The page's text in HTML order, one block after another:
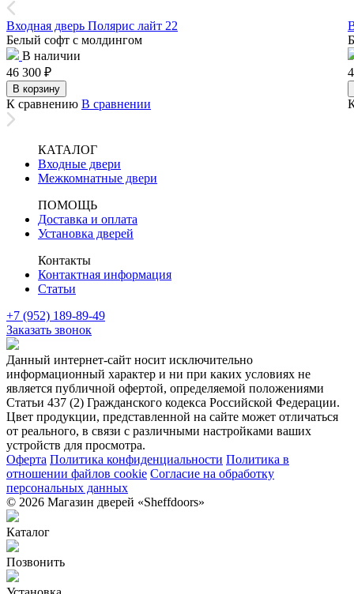
Входная дверь Полярис лайт 22
Белый софт с молдингом
В наличии
46 300 ₽
В корзину
К сравнению В сравнении
КАТАЛОГ
Входные двери
Межкомнатные двери
ПОМОЩЬ
Доставка и оплата
Установка дверей
Контакты
Контактная информация
Статьи
+7 (952) 189-89-49
Заказать звонок
Данный интернет-сайт носит исключительно
информационный характер и ни при каких условиях не
является публичной офертой, определяемой положениями
Статьи 437 (2) Гражданского кодекса Российской Федерации.
Цвет продукции, представленной на сайте может отличаться
от реального, в связи с различными настройками ваших
устройств для просмотра.
Оферта Политика конфиденциальности Политика в
отношении файлов cookie Согласие на обработку
персональных данных
© 2026 Магазин дверей «Sheffdoors»
Каталог
Позвонить